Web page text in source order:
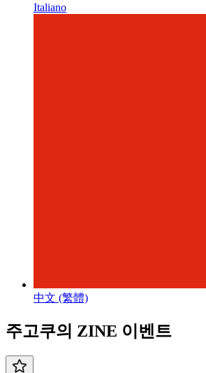
Italiano
中文 (繁體)
주고쿠의 ZINE 이벤트